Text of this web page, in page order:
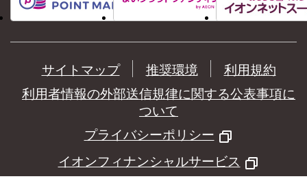
サイトマップ 推奨環境
利用規約
利用者情報の外部送信規律に関する公表事項に
ついて
プライバシーポリシー
イオンフィナンシャルサービス